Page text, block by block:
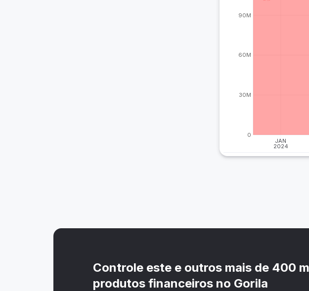
JAN
2024
0
30M
60M
90M
Controle este e outros mais de 400
produtos financeiros no Gorila